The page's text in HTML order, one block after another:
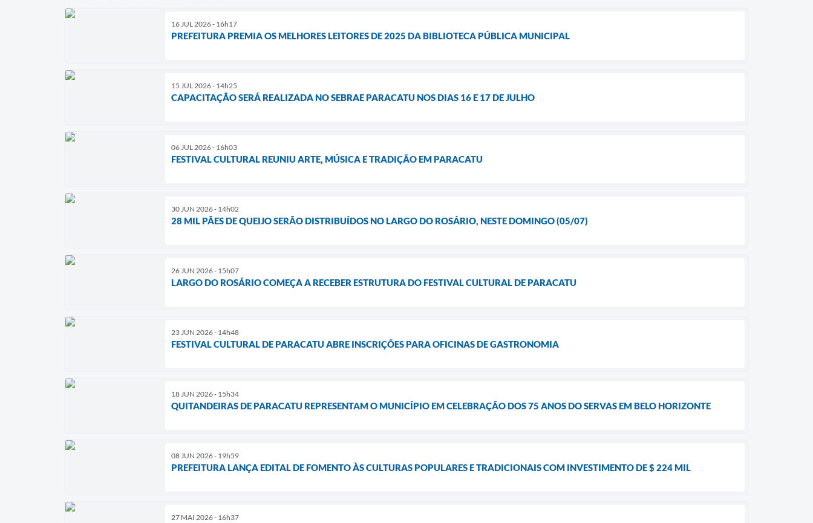
16 JUL 2026 - 16h17
PREFEITURA PREMIA OS MELHORES LEITORES DE 2025 DA BIBLIOTECA PÚBLICA MUNICIPAL
15 JUL 2026 - 14h25
CAPACITAÇÃO SERÁ REALIZADA NO SEBRAE PARACATU NOS DIAS 16 E 17 DE JULHO
06 JUL 2026 - 16h03
FESTIVAL CULTURAL REUNIU ARTE, MÚSICA E TRADIÇÃO EM PARACATU
30 JUN 2026 - 14h02
28 MIL PÃES DE QUEIJO SERÃO DISTRIBUÍDOS NO LARGO DO ROSÁRIO, NESTE DOMINGO (05/07)
26 JUN 2026 - 15h07
LARGO DO ROSÁRIO COMEÇA A RECEBER ESTRUTURA DO FESTIVAL CULTURAL DE PARACATU
23 JUN 2026 - 14h48
FESTIVAL CULTURAL DE PARACATU ABRE INSCRIÇÕES PARA OFICINAS DE GASTRONOMIA
18 JUN 2026 - 15h34
QUITANDEIRAS DE PARACATU REPRESENTAM O MUNICÍPIO EM CELEBRAÇÃO DOS 75 ANOS DO SERVAS EM BELO HORIZONTE
08 JUN 2026 - 19h59
PREFEITURA LANÇA EDITAL DE FOMENTO ÀS CULTURAS POPULARES E TRADICIONAIS COM INVESTIMENTO DE $ 224 MIL
27 MAI 2026 - 16h37